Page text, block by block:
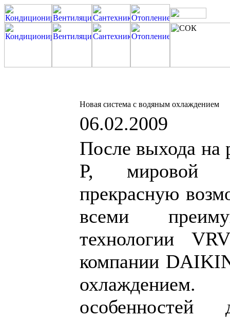
Новая система с водяным охлаждением
06.02.2009
После выхода
P, мировой
прекрасную
всеми
технологии
компании